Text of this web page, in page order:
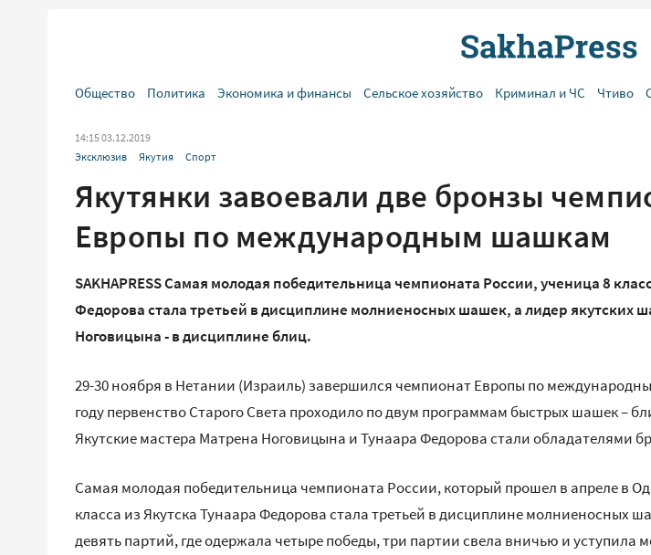
Общество Политика Экономика и финансы Сельское хозяйство Криминал и ЧС Чтиво
14:15 03.12.2019
Эксклюзив
Якутия Спорт
Якутянки завоевали две бронзы
Европы по международным шашкам
SAKHAPRESS Самая молодая победительница чемпионата России, ученица 8
Федорова стала третьей в дисциплине молниеносных шашек, а лидер якутских
Ноговицына - в дисциплине блиц.
29-30 ноября в Нетании (Израиль) завершился чемпионат Европы по
году первенство Старого Света проходило по двум программам быстрых шашек –
Якутские мастера Матрена Ноговицына и Тунаара Федорова стали обладателями
Самая молодая победительница чемпионата России, который прошел в апреле в
класса из Якутска Тунаара Федорова стала третьей в дисциплине молниеносных
девять партий, где одержала четыре победы, три партии свела вничью и уступила